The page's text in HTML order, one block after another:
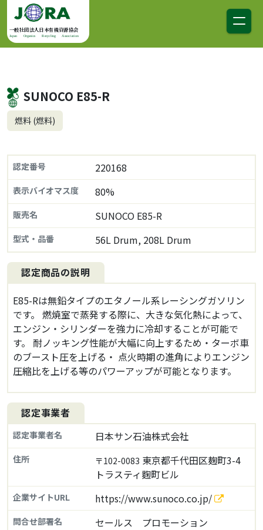
コンテンツへスキップ
メインナビゲーション
一般社団法人日本有機資源協会
Japan Organics Recycling Association
SUNOCO E85-R
燃料 (燃料)
認定番号 220168
表示バイオマス度 80%
販売名 SUNOCO E85-R
型式・品番 56L Drum, 208L Drum
認定商品の説明
E85-Rは無鉛タイプのエタノール系レーシングガソリン
です。 燃焼室で蒸発する際に、大きな気化熱によって、
エンジン・シリンダーを強力に冷却することが可能で
す。 耐ノッキング性能が大幅に向上するため・ターボ車
のブースト圧を上げる・ 点火時期の進角によりエンジン
圧縮比を上げる等のパワーアップが可能となります。
認定事業者
認定事業者名 日本サン石油株式会社
住所 〒102-0083 東京都千代田区麹町3-4
トラスティ麴町ビル
企業サイトURL https://www.sunoco.co.jp/
問合せ部署名 セールス プロモーション